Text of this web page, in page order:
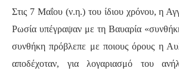
Στις 7 Μαΐου (ν.η.) του ίδιου χρόνου, η
Ρωσία υπέγραψαν με τη Βαυαρία
συνθήκη πρόβλεπε με ποιους όρους η
αποδέχοταν, για λογαριασμό του